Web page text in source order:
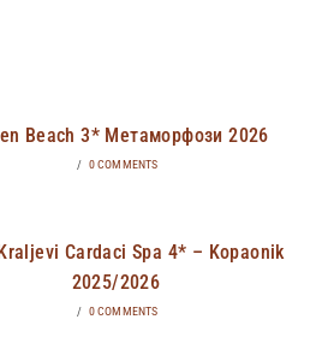
Beach 3* Метаморфози 2026
/ 0 COMMENTS
Cardaci Spa 4* – Kopaonik
2025/2026
/ 0 COMMENTS